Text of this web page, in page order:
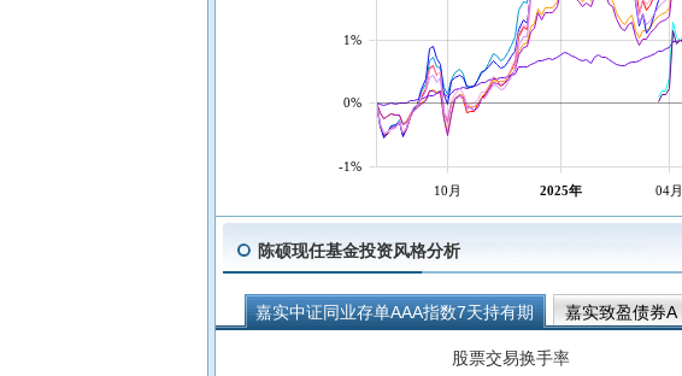
10月 2025年 04月
-1%
0%
1%
陈硕现任基金投资风格分析
嘉实中证同业存单AAA指数7天持有期 嘉实致盈债券A
嘉实商业银行精选债券A
股票交易换手率